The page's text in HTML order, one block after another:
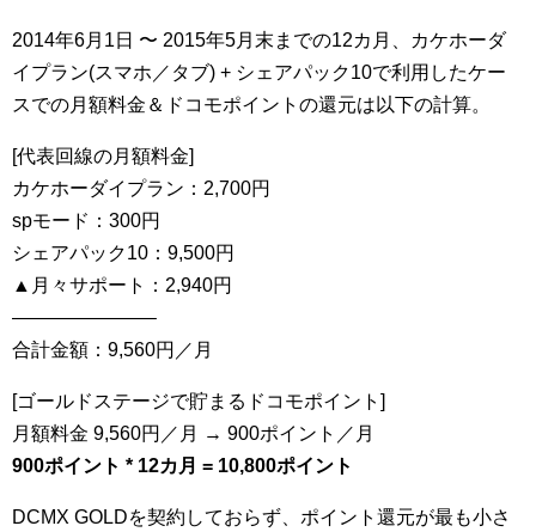
2014年6月1日 〜 2015年5月末までの12カ月、カケホーダ
イプラン(スマホ／タブ) + シェアパック10で利用したケー
スでの月額料金＆ドコモポイントの還元は以下の計算。
[代表回線の月額料金]
カケホーダイプラン：2,700円
spモード：300円
シェアパック10：9,500円
▲月々サポート：2,940円
———————–
合計金額：9,560円／月
[ゴールドステージで貯まるドコモポイント]
月額料金 9,560円／月 → 900ポイント／月
900ポイント * 12カ月 = 10,800ポイント
DCMX GOLDを契約しておらず、ポイント還元が最も小さ